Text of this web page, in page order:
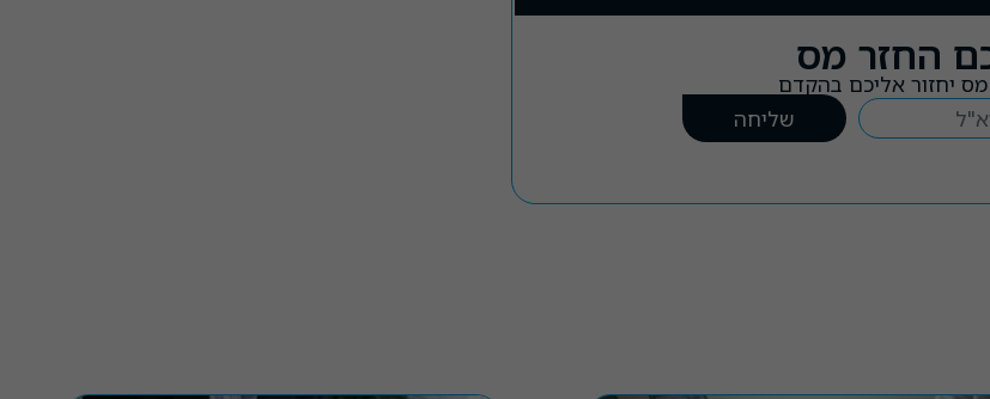
החזר מס
יחזור אליכם בהקדם
שליחה